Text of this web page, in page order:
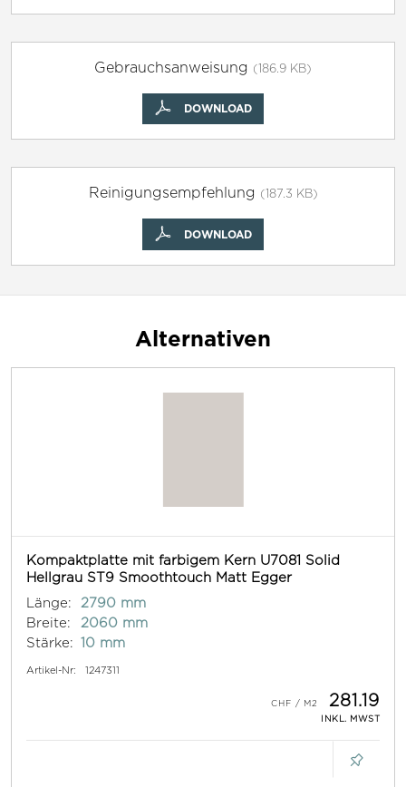
Gebrauchsanweisung (186.9 KB)
DOWNLOAD
Reinigungsempfehlung (187.3 KB)
DOWNLOAD
Alternativen
Kompaktplatte mit farbigem Kern U7081 Solid
Hellgrau ST9 Smoothtouch Matt Egger
Länge:
2790 mm
Breite:
2060 mm
Stärke: 10 mm
Artikel-Nr: 1247311
281.19
INKL. MWST